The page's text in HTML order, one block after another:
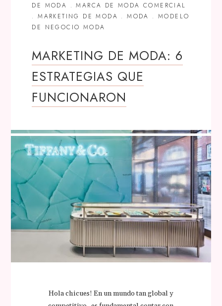
DE MODA .MARCA DE MODA COMERCIAL
.MARKETING DE MODA .MODA .MODELO
DE NEGOCIO MODA
MARKETING DE MODA: 6
ESTRATEGIAS QUE
FUNCIONARON
Hola chicues! En un mundo tan global y